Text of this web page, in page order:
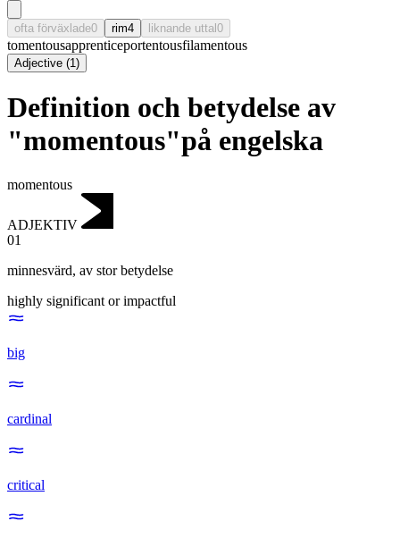
ofta förväxlade0 rim4 liknande uttal0
tomentousapprenticeportentousfilamentous
Adjective (1)
Definition och betydelse av
"momentous"på engelska
momentous
ADJEKTIV
01
minnesvärd, av stor betydelse
highly significant or impactful
big
cardinal
critical